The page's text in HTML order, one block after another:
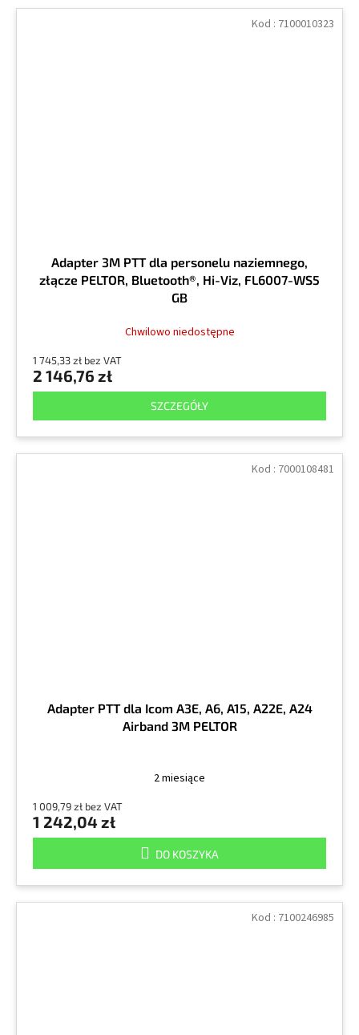
Adapter 3M PTT dla personelu naziemnego,
złącze PELTOR, Bluetooth®, Hi-Viz, FL6007-WS5
GB
Chwilowo niedostępne
1 745,33 zł bez VAT
2 146,76 zł
SZCZEGÓŁY
Kod : 7100010323
Adapter PTT dla Icom A3E, A6, A15, A22E, A24
Airband 3M PELTOR
2 miesiące
1 009,79 zł bez VAT
1 242,04 zł
DO KOSZYKA
Kod : 7000108481
Kod : 7100246985